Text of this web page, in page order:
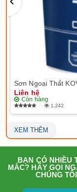
Sơn Ngoại Thất
Liên hệ
Còn hàng
1,242
XEM THÊM
BẠN CÓ NHIỀU
MẮC? HÃY GỌI
CHÚNG TÔI